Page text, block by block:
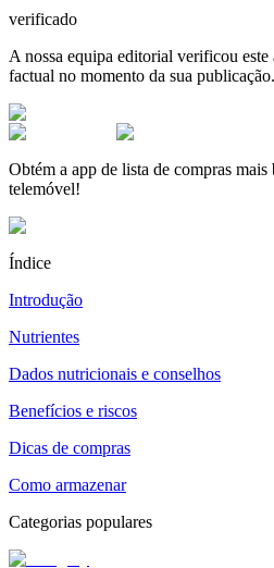
verificado
A nossa equipa editorial verificou
factual no momento da sua publicação.
Obtém a app de lista de compras mais
telemóvel!
Índice
Introdução
Nutrientes
Dados nutricionais e conselhos
Benefícios e riscos
Dicas de compras
Como armazenar
Categorias populares